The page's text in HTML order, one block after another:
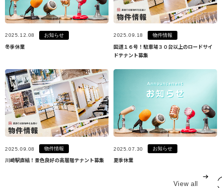
2025.12.08 お知らせ
冬季休業
2025.09.18 物件情報
国道１６号！駐車場３０台以上のロードサイ
ドテナント募集
2025.09.08 物件情報
川崎駅直結！景色良好の高層階テナント募集
2025.07.30 お知らせ
夏季休業
View all